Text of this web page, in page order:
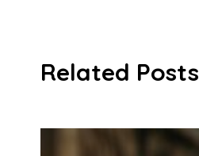
Related Posts